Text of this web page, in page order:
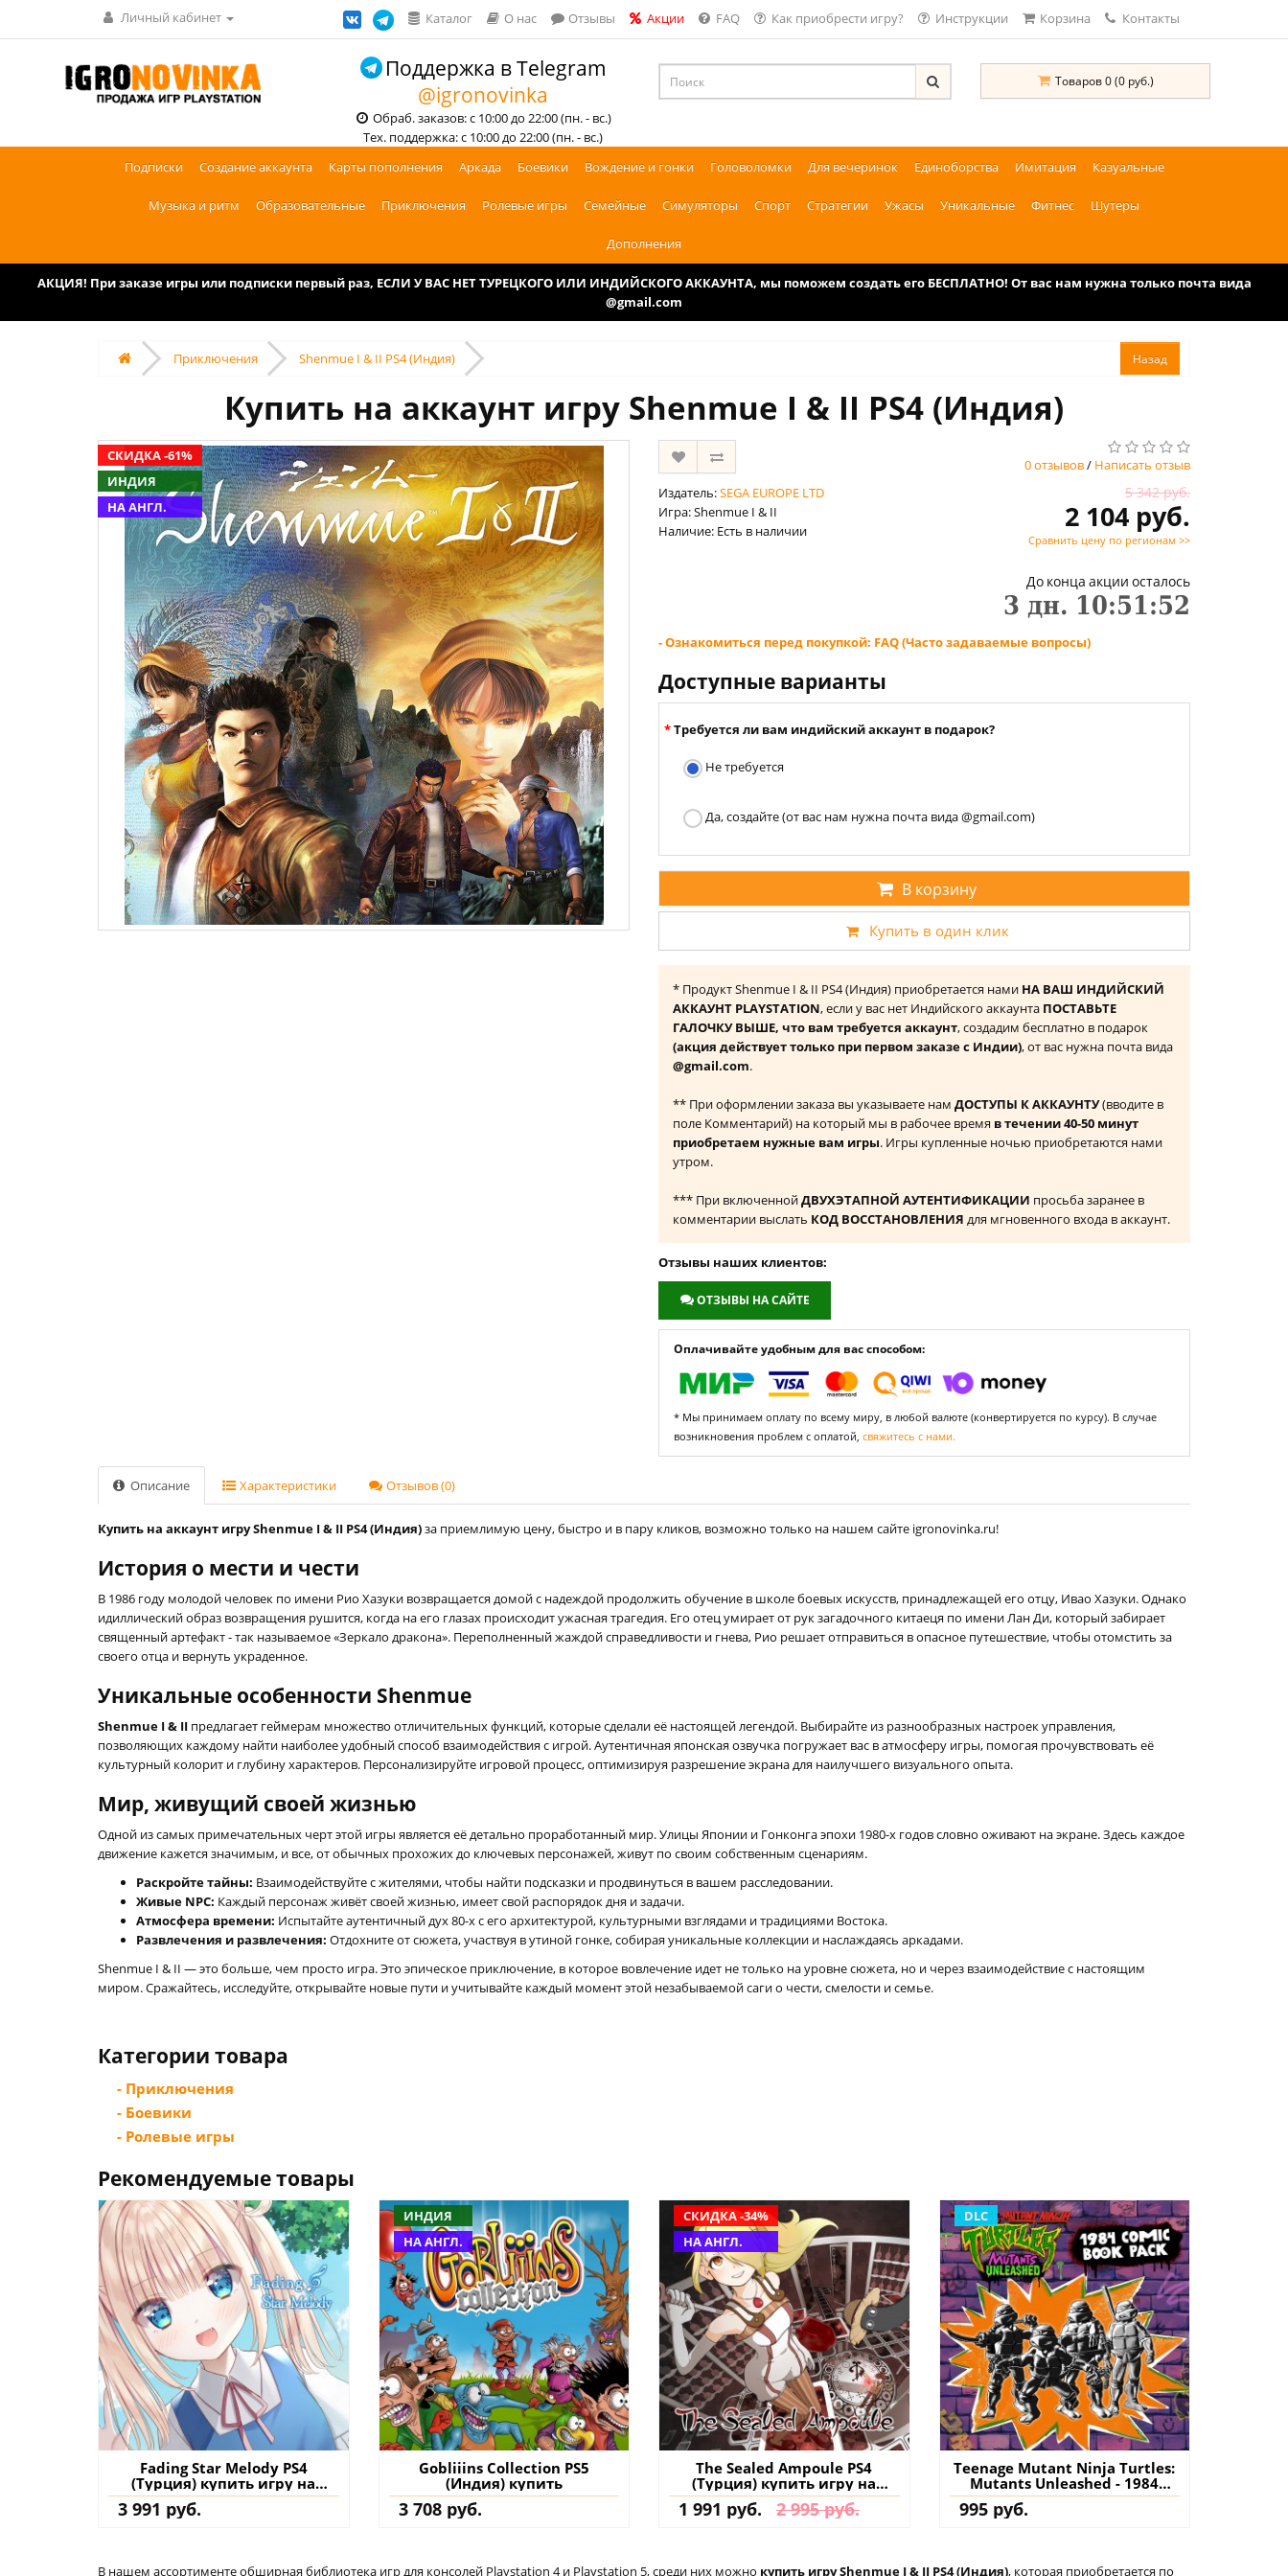
Личный кабинет Каталог О нас Отзывы Акции FAQ Как приобрести игру? Инструкции Корзина Контакты
Поддержка в Telegram
@igronovinka
Обраб. заказов: с 10:00 до 22:00 (пн. - вс.)
Тех. поддержка: с 10:00 до 22:00 (пн. - вс.)
Товаров 0 (0 руб.)
Подписки Создание аккаунта Карты пополнения Аркада Боевики Вождение и гонки Головоломки Для вечеринок Единоборства Имитация Казуальные
Музыка и ритм Образовательные Приключения Ролевые игры Семейные Симуляторы Спорт Стратегии Ужасы Уникальные Фитнес Шутеры
Дополнения
АКЦИЯ! При заказе игры или подписки первый раз, ЕСЛИ У ВАС НЕТ ТУРЕЦКОГО ИЛИ ИНДИЙСКОГО АККАУНТА, мы поможем создать его БЕСПЛАТНО! От вас нам нужна только почта вида
@gmail.com
Приключения Shenmue I & II PS4 (Индия)
Купить на аккаунт игру Shenmue I & II PS4 (Индия)
СКИДКА -61%
ИНДИЯ
НА АНГЛ.
0 отзывов/ Написать отзыв
Издатель:SEGA EUROPE LTD
Игра: Shenmue I & II
Наличие: Есть в наличии
5 342 руб.
2 104 руб.
Сравнить цену по регионам >>
До конца акции осталось
3 дн. 10:51:51
- Ознакомиться перед покупкой: FAQ (Часто задаваемые вопросы)
Доступные варианты
Требуется ли вам индийский аккаунт в подарок?
Не требуется
Да, создайте (от вас нам нужна почта вида @gmail.com)
В корзину
Купить в один клик
* Продукт Shenmue I & II PS4 (Индия) приобретается нами НА ВАШ ИНДИЙСКИЙ
АККАУНТ PLAYSTATION, если у вас нет Индийского аккаунта ПОСТАВЬТЕ
ГАЛОЧКУ ВЫШЕ, что вам требуется аккаунт, создадим бесплатно в подарок
(акция действует только при первом заказе с Индии), от вас нужна почта вида
@gmail.com.
** При оформлении заказа вы указываете нам ДОСТУПЫ К АККАУНТУ(вводите в
поле Комментарий) на который мы в рабочее время в течении 40-50 минут
приобретаем нужные вам игры. Игры купленные ночью приобретаются нами
утром.
*** При включеннойДВУХЭТАПНОЙ АУТЕНТИФИКАЦИИ просьба заранее в
комментарии выслать КОД ВОССТАНОВЛЕНИЯ для мгновенного входа в аккаунт.
Отзывы наших клиентов:
ОТЗЫВЫ НА САЙТЕ
Оплачивайте удобным для вас способом:
* Мы принимаем оплату по всему миру, в любой валюте (конвертируется по курсу). В случае
возникновения проблем с оплатой, свяжитесь с нами.
Описание Характеристики Отзывов (0)
Купить на аккаунт игру Shenmue I & II PS4 (Индия)за приемлимую цену, быстро и в пару кликов, возможно только на нашем сайте igronovinka.ru!
История о мести и чести
В 1986 году молодой человек по имени Рио Хазуки возвращается домой с надеждой продолжить обучение в школе боевых искусств, принадлежащей его отцу, Ивао Хазуки. Однако
идиллический образ возвращения рушится, когда на его глазах происходит ужасная трагедия. Его отец умирает от рук загадочного китаеця по имени Лан Ди, который забирает
священный артефакт - так называемое «Зеркало дракона». Переполненный жаждой справедливости и гнева, Рио решает отправиться в опасное путешествие, чтобы отомстить за
своего отца и вернуть украденное.
Уникальные особенности Shenmue
Shenmue I & II предлагает геймерам множество отличительных функций, которые сделали её настоящей легендой. Выбирайте из разнообразных настроек управления,
позволяющих каждому найти наиболее удобный способ взаимодействия с игрой. Аутентичная японская озвучка погружает вас в атмосферу игры, помогая прочувствовать её
культурный колорит и глубину характеров. Персонализируйте игровой процесс, оптимизируя разрешение экрана для наилучшего визуального опыта.
Мир, живущий своей жизнью
Одной из самых примечательных черт этой игры является её детально проработанный мир. Улицы Японии и Гонконга эпохи 1980-х годов словно оживают на экране. Здесь каждое
движение кажется значимым, и все, от обычных прохожих до ключевых персонажей, живут по своим собственным сценариям.
Раскройте тайны: Взаимодействуйте с жителями, чтобы найти подсказки и продвинуться в вашем расследовании.
Живые NPC: Каждый персонаж живёт своей жизнью, имеет свой распорядок дня и задачи.
Атмосфера времени: Испытайте аутентичный дух 80-х с его архитектурой, культурными взглядами и традициями Востока.
Развлечения и развлечения: Отдохните от сюжета, участвуя в утиной гонке, собирая уникальные коллекции и наслаждаясь аркадами.
Shenmue I & II — это больше, чем просто игра. Это эпическое приключение, в которое вовлечение идет не только на уровне сюжета, но и через взаимодействие с настоящим
миром. Сражайтесь, исследуйте, открывайте новые пути и учитывайте каждый момент этой незабываемой саги о чести, смелости и семье.
Категории товара
- Приключения
- Боевики
- Ролевые игры
Рекомендуемые товары
Fading Star Melody PS4
(Турция) купить игру на
аккаунт
3 991 руб.
ИНДИЯ
НА АНГЛ.
Gobliiins Collection PS5
(Индия) купить
3 708 руб.
СКИДКА -34%
НА АНГЛ.
The Sealed Ampoule PS4
(Турция) купить игру на
аккаунт
1 991 руб. 2 995 руб.
DLC
Teenage Mutant Ninja Turtles:
Mutants Unleashed - 1984
Comic Book Pack PS4 & PS5
(Турция) купить дополнение
995 руб.
В нашем ассортименте обширная библиотека игр для консолей Playstation 4 и Playstation 5, среди них можно купить игру Shenmue I & II PS4 (Индия), которая приобретается по